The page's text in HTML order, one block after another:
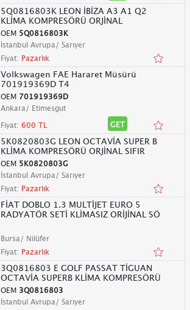
5Q0816803K LEON İBİZA A3 A1 Q2
KLİMA KOMPRESÖRÜ ORJİNAL
OEM 5Q0816803K
İstanbul Avrupa/ Sarıyer
Fiyat: Pazarlık
Volkswagen FAE Hararet Müsürü
701919369D T4
OEM 701919369D
Ankara/ Etimesgut
Fiyat: 600 TL GET
5K0820803G LEON OCTAVİA SUPER B
KLİMA KOMPRESÖRÜ ORJİNAL SIFIR
OEM 5K0820803G
İstanbul Avrupa/ Sarıyer
Fiyat: Pazarlık
FİAT DOBLO 1.3 MULTİJET EURO 5
RADYATÖR SETİ KLİMASIZ ORİJİNAL SÖ
Bursa/ Nilüfer
Fiyat: Pazarlık
3Q0816803 E GOLF PASSAT TİGUAN
OCTAVİA SUPERB KLİMA KOMPRESÖRÜ
OEM 3Q0816803
İstanbul Avrupa/ Sarıyer